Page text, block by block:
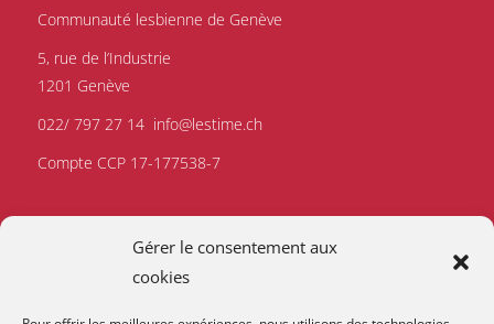
Gérer le consentement aux
cookies
Communauté lesbienne de Genève
5, rue de l’Industrie
1201 Genève
022/ 797 27 14 info@lestime.ch
Compte CCP 17-177538-7